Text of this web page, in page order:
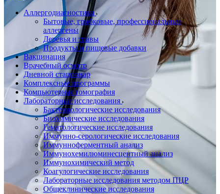
Аллергодиагностика
Бытовые, грибковые, профессиональные
аллергены
Деревья и травы
Продукты и пищевые добавки
Вакцинация
Врачебный осмотр
Дневной стационар
Комплексные программы
Компьютерная томография
Лабораторные исследования
Бактериологические исследования
Биохимические исследования
Гематологические исследования
Иммунно-серологические исследования
Иммунноферментный анализ
Иммунохемилюминесцентный анализ
Иммунохимический метод
Коагулогические исследования
Лабораторные исследования методом ПЦР
Общеклинические исследования